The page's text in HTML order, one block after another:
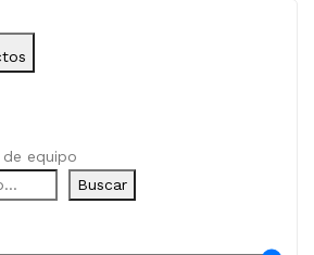
equipo
Buscar